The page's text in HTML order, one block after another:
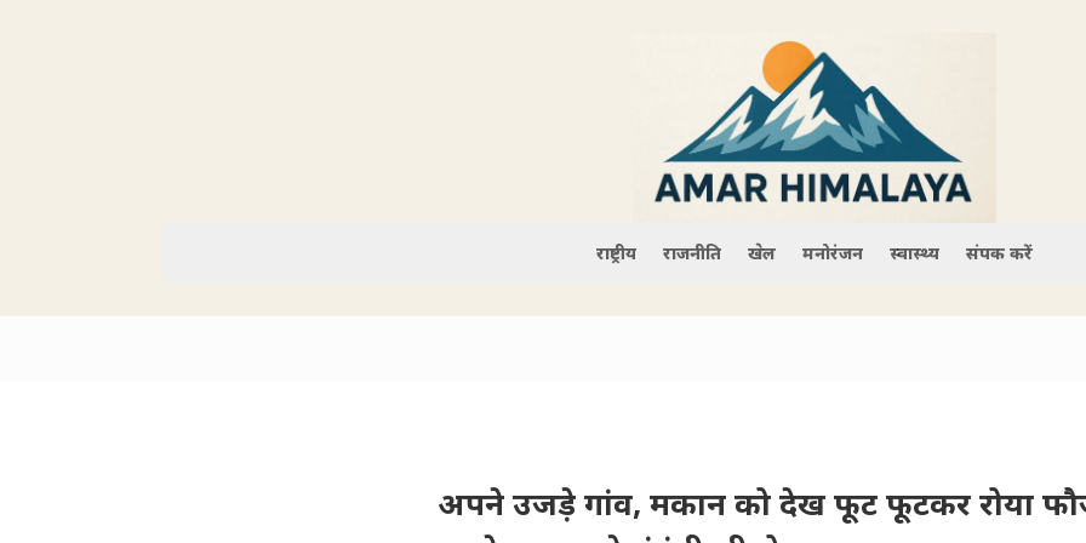
राष्ट्रीय राजनीति खेल मनोरंजन स्वास्थ्य संपर्क करें
अपने उजड़े गांव, मकान को देख फूट फूटकर रोया